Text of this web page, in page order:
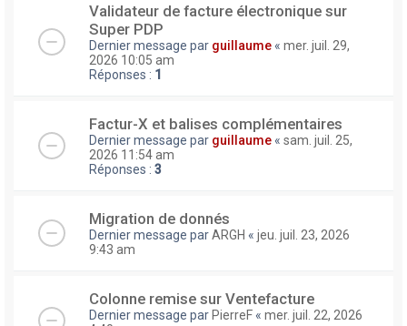
Validateur de facture électronique sur
Super PDP
Dernier message par guillaume « mer. juil. 29,
2026 10:05 am
Réponses : 1
Factur-X et balises complémentaires
Dernier message par guillaume « sam. juil. 25,
2026 11:54 am
Réponses : 3
Migration de donnés
Dernier message parARGH « jeu. juil. 23, 2026
9:43 am
Colonne remise sur Ventefacture
Dernier message par PierreF « mer. juil. 22, 2026